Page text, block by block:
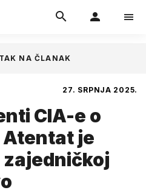
27. SRPNJA 2025.
CIA-e o
je
NA ČLANAK